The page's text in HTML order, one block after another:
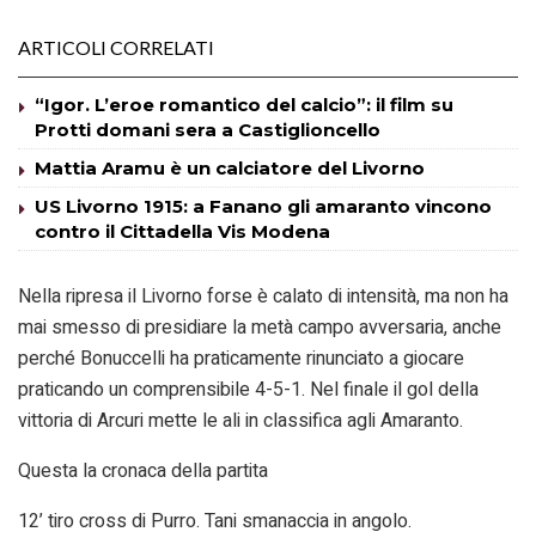
ARTICOLI CORRELATI
“Igor. L’eroe romantico del calcio”: il film su
Protti domani sera a Castiglioncello
Mattia Aramu è un calciatore del Livorno
US Livorno 1915: a Fanano gli amaranto vincono
contro il Cittadella Vis Modena
Nella ripresa il Livorno forse è calato di intensità, ma non ha
mai smesso di presidiare la metà campo avversaria, anche
perché Bonuccelli ha praticamente rinunciato a giocare
praticando un comprensibile 4-5-1. Nel finale il gol della
vittoria di Arcuri mette le ali in classifica agli Amaranto.
Questa la cronaca della partita
12’ tiro cross di Purro. Tani smanaccia in angolo.